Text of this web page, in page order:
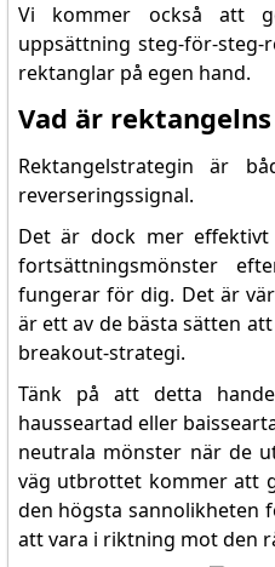
Vi kommer också att
uppsättning steg-för-
rektanglar på egen hand.
Vad är
Rektangelstrategin är
reverseringssignal.
Det är dock mer
fortsättningsmönster
fungerar för dig. Det är
är ett av de bästa sätten
breakout-strategi.
Tänk på att detta
hausseartad eller
neutrala mönster när de
väg utbrottet kommer att
den högsta sannolikheten
att vara i riktning mot den